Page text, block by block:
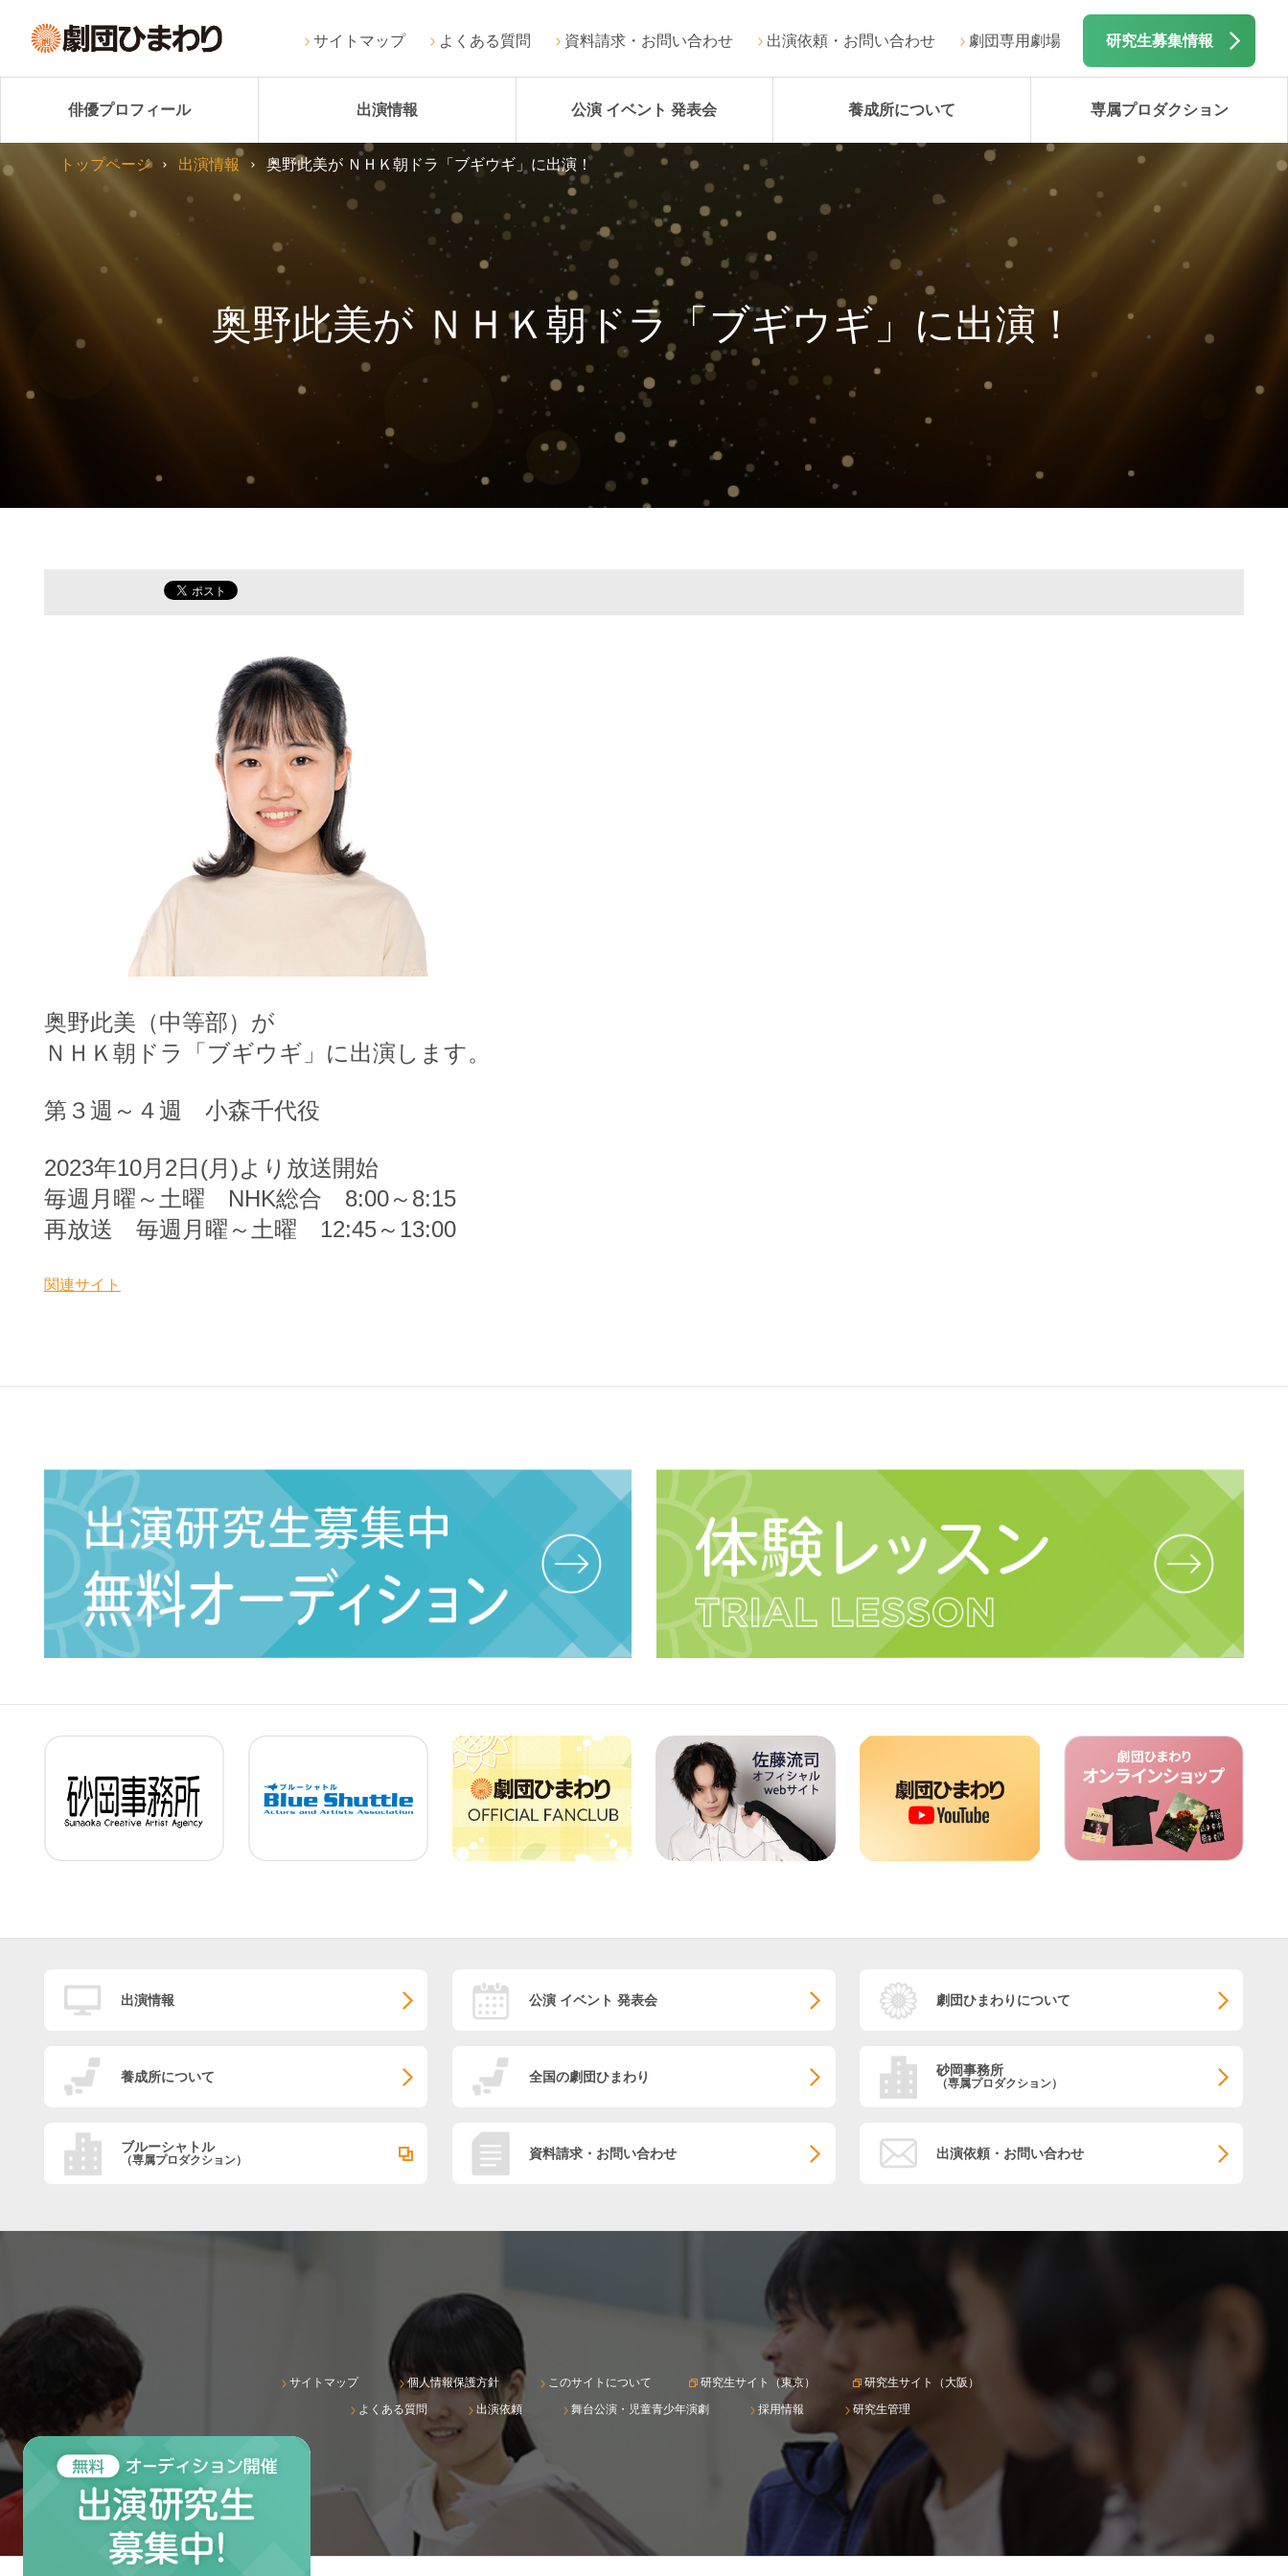
サイトマップ よくある質問 資料請求・お問い合わせ 出演依頼・お問い合わせ 劇団専用劇場 研究生募集情報
俳優プロフィール 出演情報 公演 イベント 発表会 養成所について 専属プロダクション
奥野此美が ＮＨＫ朝ドラ「ブギウギ」に出演！
トップページ 出演情報 奥野此美が ＮＨＫ朝ドラ「ブギウギ」に出演！
奥野此美（中等部）が
ＮＨＫ朝ドラ「ブギウギ」に出演します。
第３週～４週 小森千代役
2023年10月2日(月)より放送開始
毎週月曜～土曜 NHK総合 8:00～8:15
再放送 毎週月曜～土曜 12:45～13:00
関連サイト
出演情報 公演 イベント 発表会 劇団ひまわりについて
養成所について 全国の劇団ひまわり 砂岡事務所
（専属プロダクション）
ブルーシャトル
（専属プロダクション） 資料請求・お問い合わせ 出演依頼・お問い合わせ
サイトマップ 個人情報保護方針 このサイトについて 研究生サイト（東京）
研究生サイト（大阪）
よくある質問
出演依頼 舞台公演・児童青少年演劇 採用情報 研究生管理